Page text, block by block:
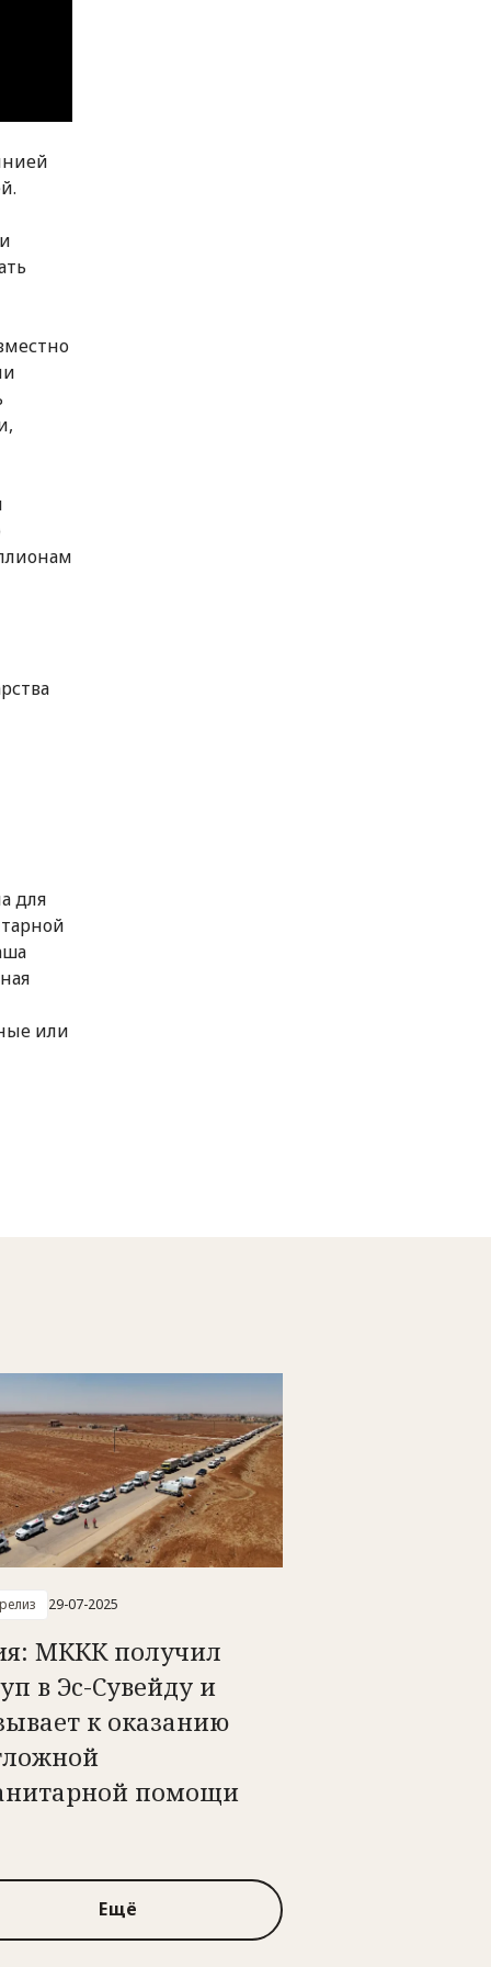
для
или
29-07-2025
МККК получил
в Эс-Сувейду и
к оказанию
помощи
Ещё